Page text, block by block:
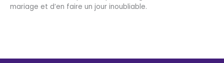
mariage et d’en faire un jour inoubliable.